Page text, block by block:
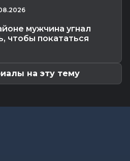
в жарумужчина угнал
чтобы покататься
на эту тему